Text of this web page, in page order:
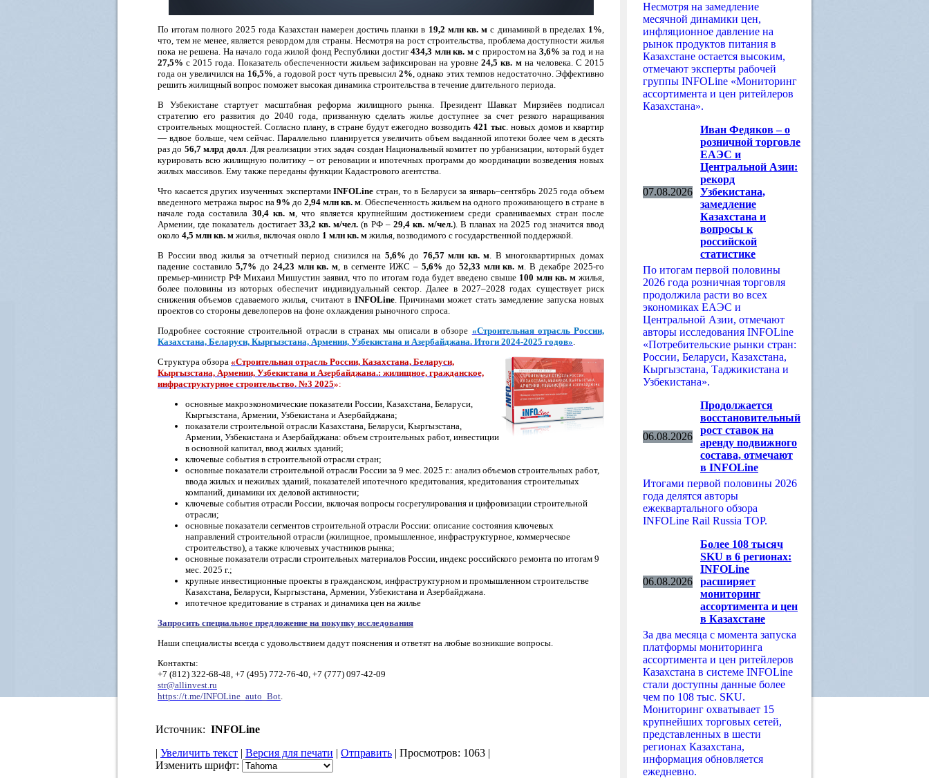
По итогам полного 2025 года Казахстан намерен достичь планки в 19,2 млн кв. м с динамикой в пределах 1%,
что, тем не менее, является рекордом для страны. Несмотря на рост строительства, проблема доступности жилья
пока не решена. На начало года жилой фонд Республики достиг434,3 млн кв. мс приростом на 3,6% за год и на
27,5% с 2015 года. Показатель обеспеченности жильем зафиксирован на уровне24,5 кв. мна человека. С 2015
года он увеличился на 16,5%, а годовой рост чуть превысил 2%, однако этих темпов недостаточно. Эффективно
решить жилищный вопрос поможет высокая динамика строительства в течение длительного периода.
В Узбекистане стартует масштабная реформа жилищного рынка. Президент Шавкат Мирзиёев подписал
стратегию его развития до 2040 года, призванную сделать жилье доступнее за счет резкого наращивания
строительных мощностей. Согласно плану, в стране будут ежегодно возводить421 тыс. новых домов и квартир
— вдвое больше, чем сейчас. Параллельно планируется увеличить объем выданной ипотеки более чем в десять
раз до 56,7 млрд долл. Для реализации этих задач создан Национальный комитет по урбанизации, который будет
курировать всю жилищную политику – от реновации и ипотечных программ до координации возведения новых
жилых массивов. Ему также переданы функции Кадастрового агентства.
Что касается других изученных экспертамиINFOLine стран, то в Беларуси за январь–сентябрь 2025 года объем
введенного метража вырос на 9% до 2,94 млн кв. м. Обеспеченность жильем на одного проживающего в стране в
начале года составила 30,4 кв. м, что является крупнейшим достижением среди сравниваемых стран после
Армении, где показатель достигает 33,2 кв. м/чел.(в РФ –29,4 кв. м/чел.). В планах на 2025 год значится ввод
около 4,5 млн кв. м жилья, включая около 1 млн кв. м жилья, возводимого с государственной поддержкой.
В России ввод жилья за отчетный период снизился на 5,6%до 76,57 млн кв. м. В многоквартирных домах
падение составило 5,7% до 24,23 млн кв. м, в сегменте ИЖС – 5,6% до 52,33 млн кв. м. В декабре 2025-го
премьер-министр РФ Михаил Мишустин заявил, что по итогам года будет введено свыше 100 млн кв. мжилья,
более половины из которых обеспечит индивидуальный сектор. Далее в 2027–2028 годах существует риск
снижения объемов сдаваемого жилья, считают в INFOLine. Причинами может стать замедление запуска новых
проектов со стороны девелоперов на фоне охлаждения рыночного спроса.
Подробнее состояние строительной отрасли в странах мы описали в обзоре «Строительная отрасль России,
Казахстана, Беларуси, Кыргызстана, Армении, Узбекистана и Азербайджана. Итоги 2024-2025 годов».
Структура обзора «Строительная отрасль России, Казахстана, Беларуси,
Кыргызстана, Армении, Узбекистана и Азербайджана.: жилищное, гражданское,
инфраструктурное строительство. №3 2025»:
основные макроэкономические показатели России, Казахстана, Беларуси,
Кыргызстана, Армении, Узбекистана и Азербайджана;
показатели строительной отрасли Казахстана, Беларуси, Кыргызстана,
Армении, Узбекистана и Азербайджана: объем строительных работ, инвестиции
в основной капитал, ввод жилых зданий;
ключевые события в строительной отрасли стран;
основные показатели строительной отрасли России за 9 мес. 2025 г.: анализ объемов строительных работ,
ввода жилых и нежилых зданий, показателей ипотечного кредитования, кредитования строительных
компаний, динамики их деловой активности;
ключевые события отрасли России, включая вопросы госрегулирования и цифровизации строительной
отрасли;
основные показатели сегментов строительной отрасли России: описание состояния ключевых
направлений строительной отрасли (жилищное, промышленное, инфраструктурное, коммерческое
строительство), а также ключевых участников рынка;
основные показатели отрасли строительных материалов России, индекс российского ремонта по итогам 9
мес. 2025 г.;
крупные инвестиционные проекты в гражданском, инфраструктурном и промышленном строительстве
Казахстана, Беларуси, Кыргызстана, Армении, Узбекистана и Азербайджана.
ипотечное кредитование в странах и динамика цен на жилье
Запросить специальное предложение на покупку исследования
Наши специалисты всегда с удовольствием дадут пояснения и ответят на любые возникшие вопросы.
Контакты:
+7 (812) 322-68-48, +7 (495) 772-76-40, +7 (777) 097-42-09
str@allinvest.ru
https://t.me/INFOLine_auto_Bot.
Источник: INFOLine
| Увеличить текст | Версия для печати | Отправить | Просмотров: 1063 |
Изменить шрифт:
Несмотря на замедление
месячной динамики цен,
инфляционное давление на
рынок продуктов питания в
Казахстане остается высоким,
отмечают эксперты рабочей
группы INFOLine «Мониторинг
ассортимента и цен ритейлеров
Казахстана».
07.08.2026
Иван Федяков – о
розничной торговле
ЕАЭС и
Центральной Азии:
рекорд
Узбекистана,
замедление
Казахстана и
вопросы к
российской
статистике
По итогам первой половины
2026 года розничная торговля
продолжила расти во всех
экономиках ЕАЭС и
Центральной Азии, отмечают
авторы исследования INFOLine
«Потребительские рынки стран:
России, Беларуси, Казахстана,
Кыргызстана, Таджикистана и
Узбекистана».
06.08.2026
Продолжается
восстановительный
рост ставок на
аренду подвижного
состава, отмечают
в INFOLine
Итогами первой половины 2026
года делятся авторы
ежеквартального обзора
INFOLine Rail Russia TOP.
06.08.2026
Более 108 тысяч
SKU в 6 регионах:
INFOLine
расширяет
мониторинг
ассортимента и цен
в Казахстане
За два месяца с момента запуска
платформы мониторинга
ассортимента и цен ритейлеров
Казахстана в системе INFOLine
стали доступны данные более
чем по 108 тыс. SKU.
Мониторинг охватывает 15
крупнейших торговых сетей,
представленных в шести
регионах Казахстана,
информация обновляется
ежедневно.